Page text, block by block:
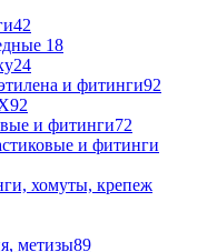
42
18
24
и фитинги92
92
и фитинги72
и фитинги
хомуты, крепеж
метизы89